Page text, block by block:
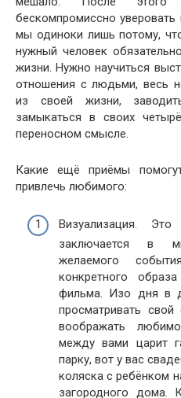
бескомпромиссно
мы одиноки лишь потому,
нужный человек
жизни. Нужно научиться
отношения с людьми, весь
из своей жизни,
замыкаться в своих
переносном смысле.
Какие ещё приёмы
привлечь любимого:
Визуализация.
заключается в
желаемого
конкретного
фильма. Изо дня в
просматривать
воображать
между вами царит
парку, вот у вас
коляска с ребёнком
загородного дома.